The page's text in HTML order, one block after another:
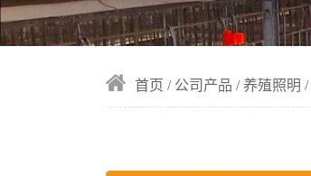
首页 公司产品 养殖照明